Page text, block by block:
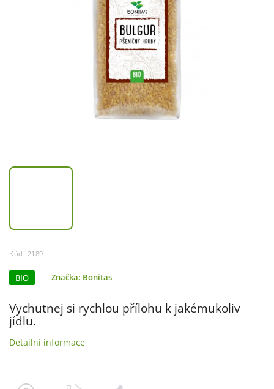
Kód: 2189
BIO Značka: Bonitas
Vychutnej si rychlou přílohu k jakémukoliv
jídlu.
Detailní informace